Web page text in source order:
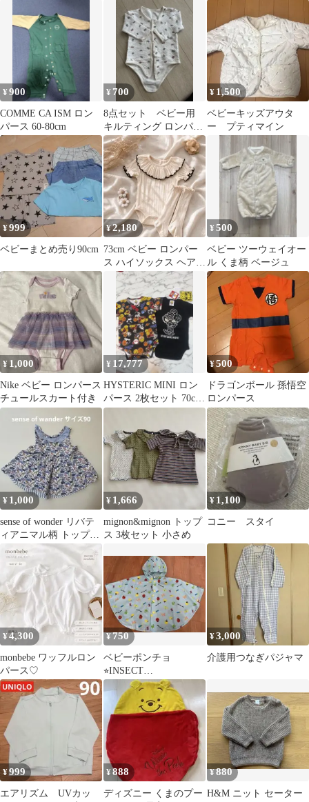
¥900
COMME CA ISM ロン
パース 60-80cm
¥ 700
8点セット ベビー用
キルティング ロンパー
ス
¥ 1,500
ベビーキッズアウタ
ー プティマイン
¥999
ベビーまとめ売り90cm
¥2,180
73cm ベビー ロンパー
ス ハイソックス ヘアゴ
ム 3点セット 韓国風 女
の子
¥500
ベビー ツーウェイオー
ル くま柄 ベージュ
¥ 1,000
Nike ベビー ロンパース
チュールスカート付き
¥ 17,777
HYSTERIC MINI ロン
パース 2枚セット 70cm
いいねご遠慮下さい
¥500
ドラゴンボール 孫悟空
ロンパース
¥ 1,000
sense of wonder リバテ
ィアニマル柄 トップス
90cm
¥ 1,666
mignon&mignon トップ
ス 3枚セット 小さめ
¥ 1,100
コニー スタイ
¥4,300
monbebe ワッフルロン
パース♡
¥750
ベビーポンチョ
⭐︎INSECT
COLLECTION
¥3,000
介護用つなぎパジャマ
¥999
エアリズム UVカッ
¥888
ディズニー くまのプー
¥880
H&M ニット セーター